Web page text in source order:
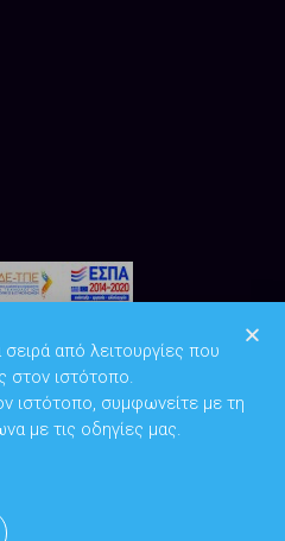
Ψηφιακής Διακυβέρνησης
από λειτουργίες που
στον ιστότοπο.
ιστότοπο, συμφωνείτε με τη
με τις οδηγίες μας.